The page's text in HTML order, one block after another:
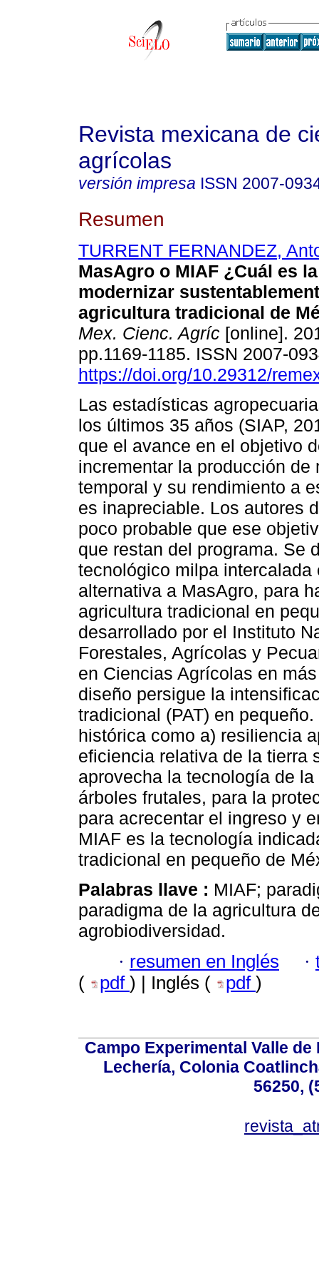
Revista mexicana de
agrícolas
versión impresa ISSN 2007-
Resumen
TURRENT FERNANDEZ,
MasAgro o MIAF ¿Cuál es
modernizar
agricultura tradicional de
Mex. Cienc. Agríc [online].
pp.1169-1185. ISSN 2007-
https://doi.org/10.29312/
Las estadísticas
los últimos 35 años (SIAP,
que el avance en el objetivo
incrementar la producción de
temporal y su rendimiento a
es inapreciable. Los autores
poco probable que ese
que restan del programa. Se
tecnológico milpa
alternativa a MasAgro, para
agricultura tradicional en
desarrollado por el Instituto
Forestales, Agrícolas y
en Ciencias Agrícolas en
diseño persigue la
tradicional (PAT) en
histórica como a) resiliencia
eficiencia relativa de la tierra
aprovecha la tecnología de
árboles frutales, para la
para acrecentar el ingreso y
MIAF es la tecnología
tradicional en pequeño de
Palabras llave : MIAF;
paradigma de la agricultura
agrobiodiversidad.
· resumen en Inglés ·
(
pdf ) | Inglés ( pdf )
Campo Experimental Valle
Lechería, Colonia
56250,